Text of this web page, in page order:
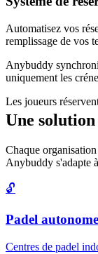
Automatisez vos
remplissage de vos
Anybuddy
uniquement les
Les joueurs
Une
Chaque
Anybuddy s'adapte
🔓
Padel
Centres de padel